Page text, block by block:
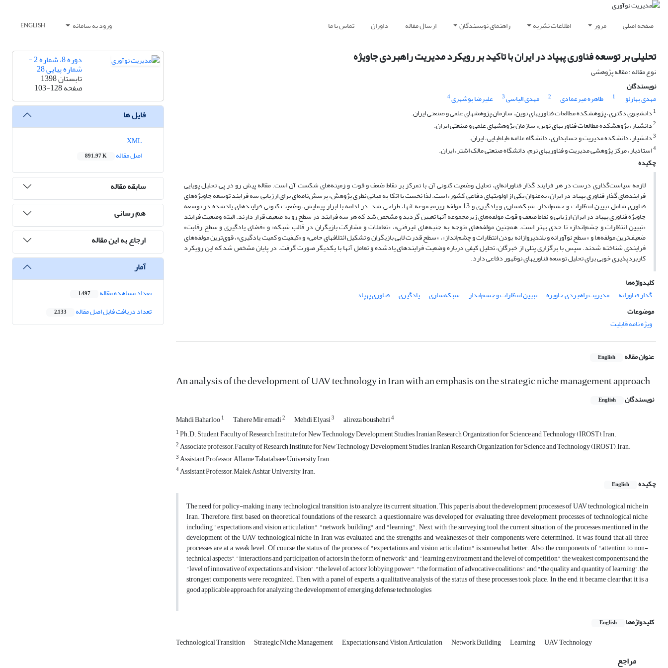
صفحه اصلی مرور اطلاعات نشریه راهنمای نویسندگان ارسال مقاله داوران تماس با ما ورود به سامانه ENGLISH
تحلیلی بر توسعه فناوری پهپاد در ایران با تاکید بر رویکرد مدیریت راهبردی جاویژه
نوع مقاله : مقاله پژوهشی
نویسندگان
مهدی بهارلو
1 طاهره میرعمادی 2 مهدی الیاسی3 علیرضا بوشهری4
1 دانشجوی دکتری، پژوهشکده مطالعات فناوریهای نوین، سازمان پژوهشهای علمی و صنعتی ایران.
2دانشیار، پژوهشکده مطالعات فناوریهای نوین، سازمان پژوهشهای علمی و صنعتی ایران.
3دانشیار، دانشکده مدیریت و حسابداری، دانشگاه علامه طباطبایی، ایران.
4استادیار، مرکز پژوهشی مدیریت و فناوریهای نرم، دانشگاه صنعتی مالک اشتر، ایران.
چکیده
لازمه سیاست‌گذاری درست در هر فرایند گذار فناورانه‌ای، تحلیل وضعیت کنونی آن با تمرکز بر نقاط ضعف و قوت و زمینه‌های شکست آن است. مقاله پیش رو در پی تحلیل پویایی
فرایندهای گذار فناوری پهپاد در ایران، به‌عنوان یکی از اولویتهای دفاعی کشور، است. لذا نخست با اتکا به مبانی نظری پژوهش، پرسش‌نامه‌ای برای ارزیابی سه فرایند توسعه جاویژه‌های
فناوری شامل تبیین انتظارات و چشم‌انداز، شبکه‌سازی و یادگیری و 13 مولفه زیرمجموعه آنها، طراحی شد. در ادامه با ابزار پیمایش، وضعیت کنونی فرایندهای یادشده در توسعه
جاویژه فناوری پهپاد در ایران ارزیابی و نقاط ضعف و قوت مولفه‌های زیرمجموعه آنها تعیین گردید و مشخص شد که هر سه فرایند در سطح رو به ضعیف قرار دارند. البته وضعیت فرایند
«تبیین انتظارات و چشم‌انداز» تا حدی بهتر است. همچنین مولفه‌های «توجه به جنبه‌های غیرفنی»، «تعاملات و مشارکت بازیگران در قالب شبکه» و «فضای یادگیری و سطح رقابت»
ضعیف‌ترین مولفه‌ها و «سطح نوآورانه و بلندپروازانه بودن انتظارات و چشم‌انداز»، «سطح قدرت لابی بازیگران و تشکیل ائتلافهای حامی» و «کیفیت و کمیت یادگیری»، قو‌ی‌ترین مولفه‌های
فرایندی شناخته شدند. سپس با برگزاری پنلی از خبرگان، تحلیل کیفی درباره وضعیت فرایندهای یادشده و تعامل آنها با یکدیگر صورت گرفت. در پایان مشخص شد که این رویکرد
کاربردپذیری خوبی برای تحلیل توسعه فناوریهای نوظهور دفاعی دارد.
کلیدواژه‌ها
گذار فناورانه
مدیریت راهبردی جاویژه تبیین انتظارات و چشم‌انداز شبکه‌سازی یادگیری
فناوری پهپاد
موضوعات
ویژه نامه قابلیت
عنوان مقاله English
An analysis of the development of UAV technology in Iran with an emphasis on the strategic niche management approach
نویسندگان English
Mahdi Baharloo1 Tahere Mir emadi2 Mehdi Elyasi3 alireza boushehri4
1Ph.D. Student, Faculty of Research Institute for New Technology Development Studies, Iranian Research Organization for Science and Technology (IROST), Iran.
2Associate professor, Faculty of Research Institute for New Technology Development Studies, Iranian Research Organization for Science and Technology (IROST), Iran.
3Assistant Professor, Allame Tabatabaee University, Iran.
4Assistant Professor, Malek Ashtar University, Iran.
چکیده
English
The need for policy-making in any technological transition is to analyze its current situation. This paper is about the development processes of UAV technological niche in
Iran. Therefore, first, based on theoretical foundations of the research, a questionnaire was developed for evaluating three development processes of technological niche,
including "expectations and vision articulation", "network building" and "learning". Next, with the surveying tool, the current situation of the processes mentioned in the
development of the UAV technological niche in Iran was evaluated and the strengths and weaknesses of their components were determined. It was found that all three
processes are at a weak level. Of course, the status of the process of "expectations and vision articulation" is somewhat better. Also, the components of "attention to non-
technical aspects", "interactions and participation of actors in the form of network" and "learning environment and the level of competition", the weakest components and the
"level of innovative of expectations and vision", "the level of actors' lobbying power", "the formation of advocative coalitions", and "the quality and quantity of learning", the
strongest components were recognized. Then, with a panel of experts, a qualitative analysis of the status of these processes took place. In the end, it became clear that it is a
good applicable approach for analyzing the development of emerging defense technologies
کلیدواژه‌ها English
Technological Transition Strategic Niche Management Expectations and Vision Articulation Network Building Learning UAV Technology
مراجع
دوره 8، شماره 2 -
شماره پیاپی 28
تابستان 1398
صفحه103-128
فایل ها
اصل مقاله
891.97 K
سابقه مقاله
هم رسانی
ارجاع به این مقاله
آمار
تعداد مشاهده مقاله 1,497
تعداد دریافت فایل اصل مقاله 2,133